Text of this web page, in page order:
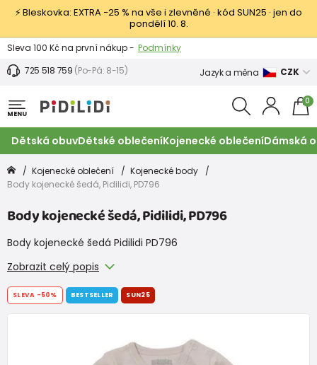
⚡ Bleskovka: EXTRA −25 % na vše i zlevněné · kód SUN25 · jen do
pondělí 10. 8.
Výměna a vrácení - Zobrazit
Sleva 100 Kč na první nákup -
725 518 759 (Po-Pá: 8-15) Jazyk a měna CZK
MENU
0
Dětská obuvDětské oblečeníKojenecké oblečeníDámská
Kojenecké oblečení
Kojenecké body
Body kojenecké šedá, Pidilidi, PD796
Body kojenecké šedá, Pidilidi, PD796
Body kojenecké šedá Pidilidi PD796
Zobrazit celý popis
SLEVA -50% BESTSELLER SUN25